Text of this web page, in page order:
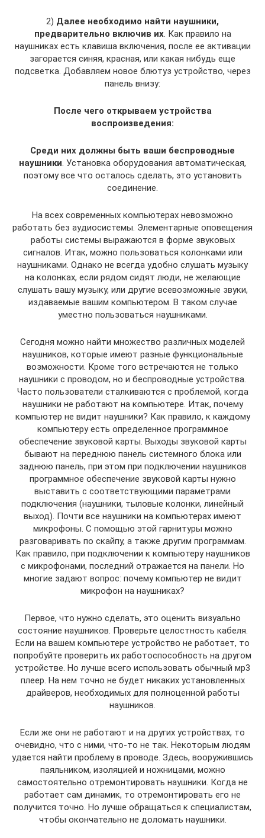
2) Далее необходимо найти наушники,
предварительно включив их. Как правило на
наушниках есть клавиша включения, после ее активации
загорается синяя, красная, или какая нибудь еще
подсветка. Добавляем новое блютуз устройство, через
панель внизу:
После чего открываем устройства
воспроизведения:
Среди них должны быть ваши беспроводные
наушники. Установка оборудования автоматическая,
поэтому все что осталось сделать, это установить
соединение.
На всех современных компьютерах невозможно
работать без аудиосистемы. Элементарные оповещения
работы системы выражаются в форме звуковых
сигналов. Итак, можно пользоваться колонками или
наушниками. Однако не всегда удобно слушать музыку
на колонках, если рядом сидят люди, не желающие
слушать вашу музыку, или другие всевозможные звуки,
издаваемые вашим компьютером. В таком случае
уместно пользоваться наушниками.
Сегодня можно найти множество различных моделей
наушников, которые имеют разные функциональные
возможности. Кроме того встречаются не только
наушники с проводом, но и беспроводные устройства.
Часто пользователи сталкиваются с проблемой, когда
наушники не работают на компьютере. Итак, почему
компьютер не видит наушники? Как правило, к каждому
компьютеру есть определенное программное
обеспечение звуковой карты. Выходы звуковой карты
бывают на переднюю панель системного блока или
заднюю панель, при этом при подключении наушников
программное обеспечение звуковой карты нужно
выставить с соответствующими параметрами
подключения (наушники, тыловые колонки, линейный
выход). Почти все наушники на компьютерах имеют
микрофоны. С помощью этой гарнитуры можно
разговаривать по скайпу, а также другим программам.
Как правило, при подключении к компьютеру наушников
с микрофонами, последний отражается на панели. Но
многие задают вопрос: почему компьютер не видит
микрофон на наушниках?
Первое, что нужно сделать, это оценить визуально
состояние наушников. Проверьте целостность кабеля.
Если на вашем компьютере устройство не работает, то
попробуйте проверить их работоспособность на другом
устройстве. Но лучше всего использовать обычный мр3
плеер. На нем точно не будет никаких установленных
драйверов, необходимых для полноценной работы
наушников.
Если же они не работают и на других устройствах, то
очевидно, что с ними, что-то не так. Некоторым людям
удается найти проблему в проводе. Здесь, вооружившись
паяльником, изоляцией и ножницами, можно
самостоятельно отремонтировать наушники. Когда не
работает сам динамик, то отремонтировать его не
получится точно. Но лучше обращаться к специалистам,
чтобы окончательно не доломать наушники.